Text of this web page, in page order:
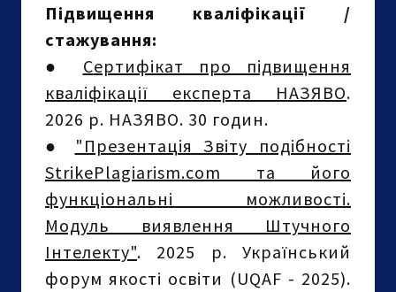
Підвищення кваліфікації /
стажування:
● Сертифікат про підвищення
кваліфікації експерта НАЗЯВО.
2026 р. НАЗЯВО. 30 годин.
●
"Презентація Звіту подібності
StrikePlagiarism.com та його
функціональні можливості.
Модуль виявлення Штучного
Інтелекту". 2025 р. Український
форум якості освіти (UQAF - 2025).